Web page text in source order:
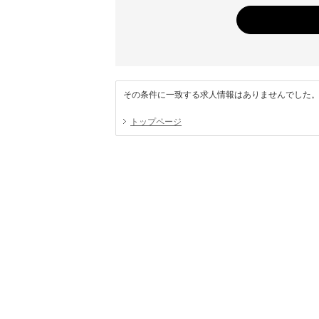
その条件に一致する求人情報はありませんでした。
トップページ